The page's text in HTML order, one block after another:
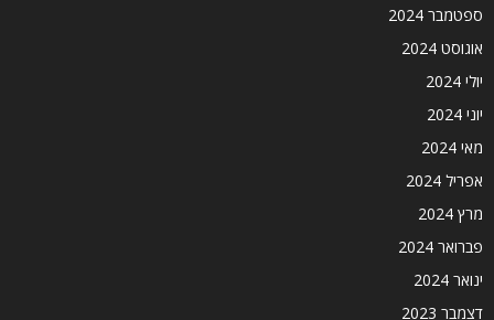
ספטמבר 2024
אוגוסט 2024
יולי 2024
יוני 2024
מאי 2024
אפריל 2024
מרץ 2024
פברואר 2024
ינואר 2024
דצמבר 2023